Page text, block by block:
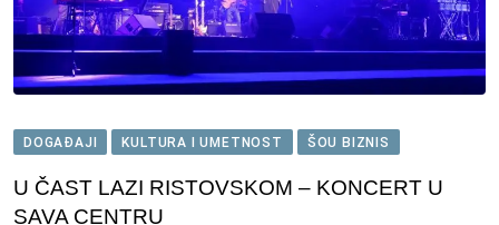
DOGAĐAJI KULTURA I UMETNOST ŠOU BIZNIS
U ČAST LAZI RISTOVSKOM – KONCERT U
SAVA CENTRU